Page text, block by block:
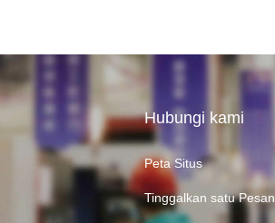
Hubungi kami
Peta Situs
Tinggalkan satu Pesan